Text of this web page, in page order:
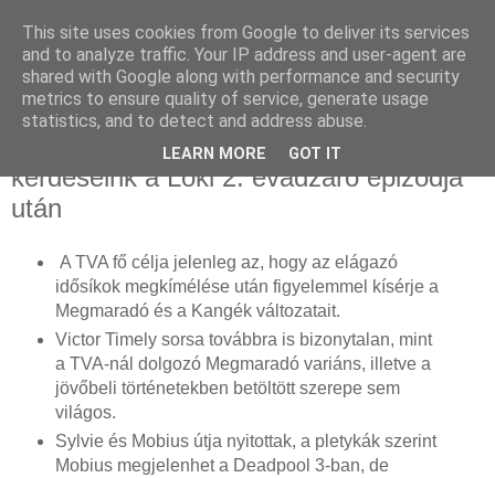
2023. november 19., vasárnap
Ezek a legnagyobb megválaszolatlan
kérdéseink a Loki 2. évadzáró epizódja
után
A TVA fő célja jelenleg az, hogy az elágazó
idősíkok megkímélése után figyelemmel kísérje a
Megmaradó és a Kangék változatait.
Victor Timely sorsa továbbra is bizonytalan, mint
a TVA-nál dolgozó Megmaradó variáns, illetve a
jövőbeli történetekben betöltött szerepe sem
világos.
Sylvie és Mobius útja nyitottak, a pletykák szerint
Mobius megjelenhet a Deadpool 3-ban, de
This site uses cookies from Google to deliver its services
and to analyze traffic. Your IP address and user-agent are
shared with Google along with performance and security
metrics to ensure quality of service, generate usage
statistics, and to detect and address abuse.
LEARN MORE GOT IT